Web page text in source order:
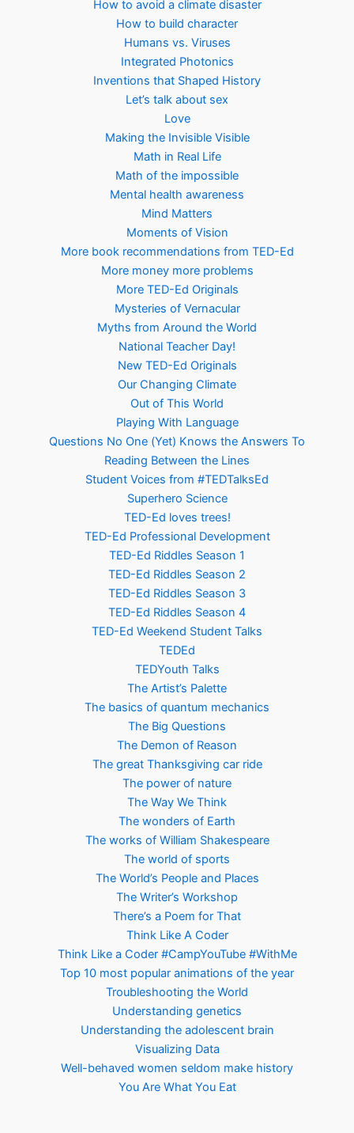
How to avoid a climate disaster
How to build character
Humans vs. Viruses
Integrated Photonics
Inventions that Shaped History
Let’s talk about sex
Love
Making the Invisible Visible
Math in Real Life
Math of the impossible
Mental health awareness
Mind Matters
Moments of Vision
More book recommendations from TED-Ed
More money more problems
More TED-Ed Originals
Mysteries of Vernacular
Myths from Around the World
National Teacher Day!
New TED-Ed Originals
Our Changing Climate
Out of This World
Playing With Language
Questions No One (Yet) Knows the Answers To
Reading Between the Lines
Student Voices from #TEDTalksEd
Superhero Science
TED-Ed loves trees!
TED-Ed Professional Development
TED-Ed Riddles Season 1
TED-Ed Riddles Season 2
TED-Ed Riddles Season 3
TED-Ed Riddles Season 4
TED-Ed Weekend Student Talks
TEDEd
TEDYouth Talks
The Artist’s Palette
The basics of quantum mechanics
The Big Questions
The Demon of Reason
The great Thanksgiving car ride
The power of nature
The Way We Think
The wonders of Earth
The works of William Shakespeare
The world of sports
The World’s People and Places
The Writer’s Workshop
There’s a Poem for That
Think Like A Coder
Think Like a Coder #CampYouTube #WithMe
Top 10 most popular animations of the year
Troubleshooting the World
Understanding genetics
Understanding the adolescent brain
Visualizing Data
Well-behaved women seldom make history
You Are What You Eat